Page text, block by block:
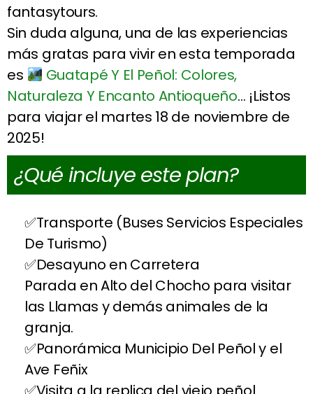
fantasytours.
Sin duda alguna, una de las experiencias
más gratas para vivir en esta temporada
es
Guatapé Y El Peñol: Colores,
Naturaleza Y Encanto Antioqueño… ¡Listos
para viajar el martes 18 de noviembre de
2025!
¿Qué incluye este plan?
Transporte (Buses Servicios Especiales
De Turismo)
Desayuno en Carretera
Parada en Alto del Chocho para visitar
las Llamas y demás animales de la
granja.
Panorámica Municipio Del Peñol y el
Ave Feñix